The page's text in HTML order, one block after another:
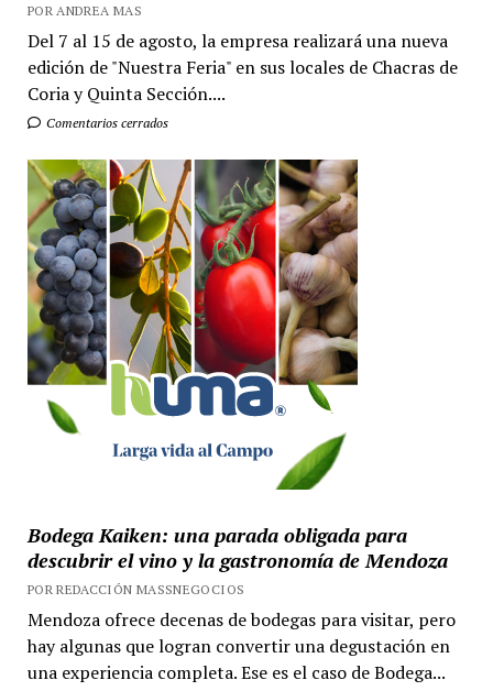
POR ANDREA MAS
Del 7 al 15 de agosto, la empresa realizará una nueva
edición de "Nuestra Feria" en sus locales de Chacras de
Coria y Quinta Sección....
Comentarios cerrados
Bodega Kaiken: una parada obligada para
descubrir el vino y la gastronomía de Mendoza
POR REDACCIÓN MASSNEGOCIOS
Mendoza ofrece decenas de bodegas para visitar, pero
hay algunas que logran convertir una degustación en
una experiencia completa. Ese es el caso de Bodega...